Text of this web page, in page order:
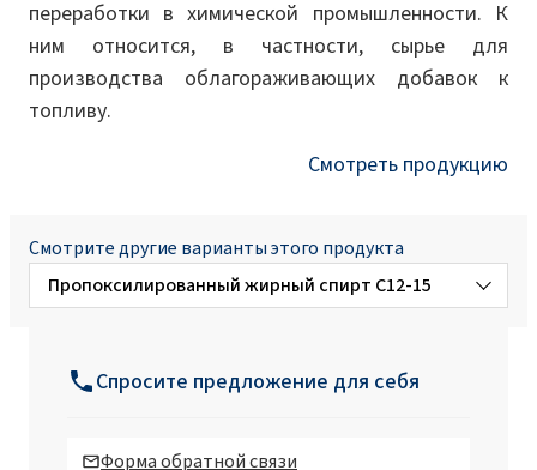
переработки в химической промышленности. К
ним относится, в частности, сырье для
производства облагораживающих добавок к
топливу.
Смотреть продукцию
Смотрите другие варианты этого продукта
Пропоксилированный жирный спирт C12-15
Спросите предложение для себя
Форма обратной связи